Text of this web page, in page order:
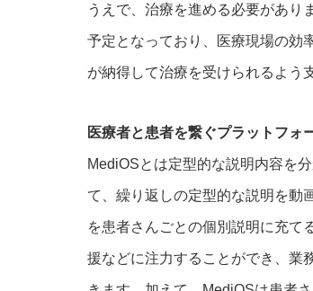
うえで、治療を進める必要があり
予定となっており、医療現場の効
が納得して治療を受けられるよう
医療者と患者を繋ぐプラットフォ
MediOSとは定型的な説明内容を
て、繰り返しの定型的な説明を動
を患者さんごとの個別説明に充て
援などに注力することができ、業